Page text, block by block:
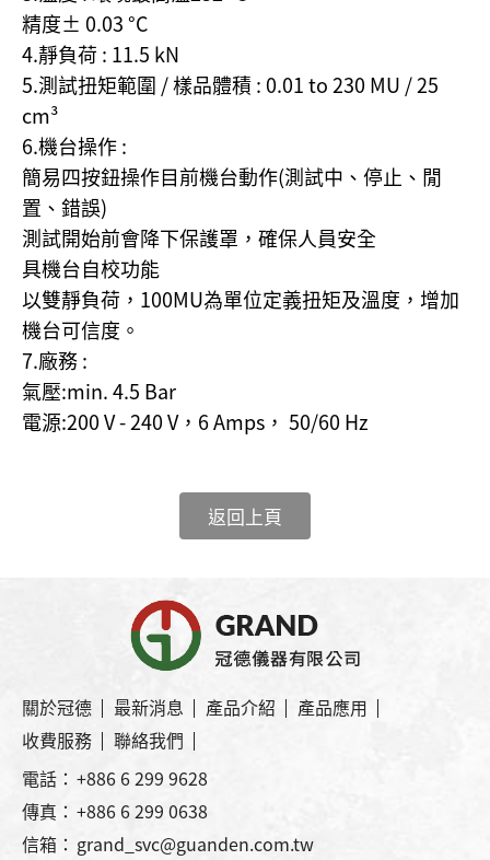
精度± 0.03 °C
4.靜負荷 : 11.5 kN
5.測試扭矩範圍 / 樣品體積 : 0.01 to 230 MU / 25
cm³
6.機台操作 :
簡易四按鈕操作目前機台動作(測試中、停止、閒
置、錯誤)
測試開始前會降下保護罩，確保人員安全
具機台自校功能
以雙靜負荷，100MU為單位定義扭矩及溫度，增加
機台可信度。
7.廠務 :
氣壓:min. 4.5 Bar
電源:200 V - 240 V，6 Amps， 50/60 Hz
返回上頁
關於冠德 最新消息 產品介紹
產品應用
收費服務
聯絡我們
電話： +886 6 299 9628
傳真： +886 6 299 0638
信箱： grand_svc@guanden.com.tw